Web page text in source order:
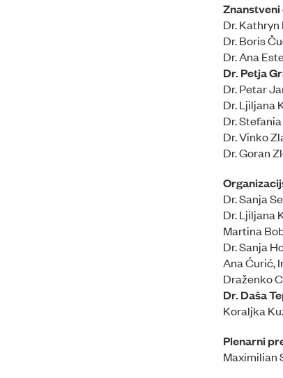
Dr.
Dr. Boris
Dr. Ana
Dr. Petja
Dr. Petar
Dr. Ljiljana
Dr.
Dr. Vinko
Dr. Goran
Dr. Sanja
Dr. Ljiljana
Martina
Dr. Sanja
Ana Ćurić,
Draženko
Dr. Daša
Koraljka
Plenarni
Maximilian